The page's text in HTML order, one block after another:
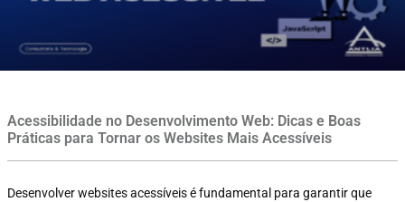
Acessibilidade no Desenvolvimento Web: Dicas e Boas
Práticas para Tornar os Websites Mais Acessíveis
Desenvolver websites acessíveis é fundamental para garantir que